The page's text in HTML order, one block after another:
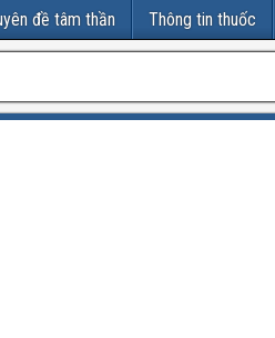
đề tâm thần Thông tin thuốc